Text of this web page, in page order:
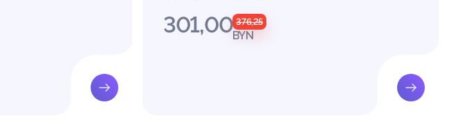
изучения. /В.С. Глушанко, А.П. Т
ВГМУ, 2004. – 45 с.
301,00 376,25
BYN